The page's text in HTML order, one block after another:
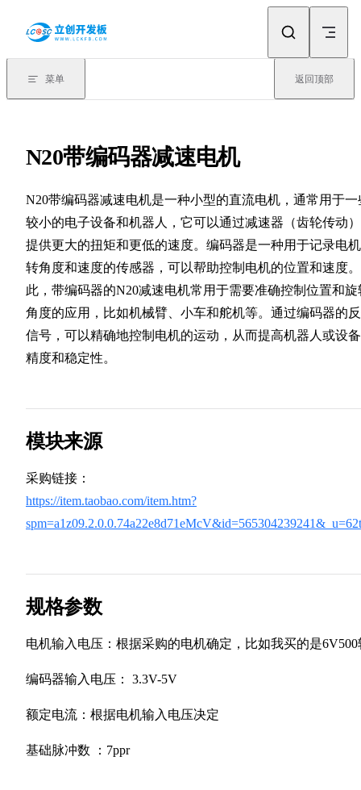
菜单 返回顶部
N20带编码器减速电机
N20带编码器减速电机是一种小型的直流电机，通常用于一
较小的电子设备和机器人，它可以通过减速器（齿轮传动
提供更大的扭矩和更低的速度。编码器是一种用于记录电
转角度和速度的传感器，可以帮助控制电机的位置和速度
此，带编码器的N20减速电机常用于需要准确控制位置和旋
角度的应用，比如机械臂、小车和舵机等。通过编码器的
信号，可以精确地控制电机的运动，从而提高机器人或设
精度和稳定性。
模块来源
采购链接：
https://item.taobao.com/item.htm?
规格参数
电机输入电压：根据采购的电机确定，比如我买的是6V500
编码器输入电压： 3.3V-5V
额定电流：根据电机输入电压决定
基础脉冲数 ：7ppr